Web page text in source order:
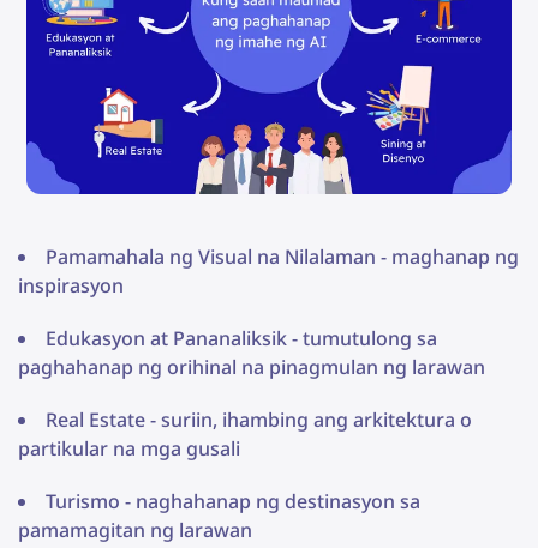
Pamamahala ng Visual na Nilalaman - maghanap ng
inspirasyon
Edukasyon at Pananaliksik - tumutulong sa
paghahanap ng orihinal na pinagmulan ng larawan
Real Estate - suriin, ihambing ang arkitektura o
partikular na mga gusali
Turismo - naghahanap ng destinasyon sa
pamamagitan ng larawan